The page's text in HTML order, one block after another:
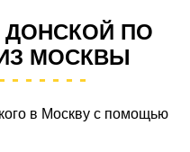
ДОНСКОЙ ПО
МОСКВЫ
в Москву с помощью